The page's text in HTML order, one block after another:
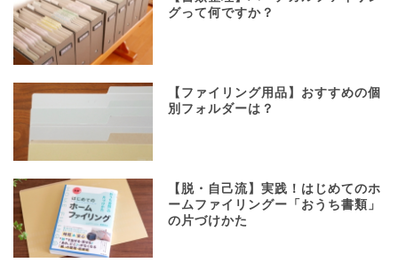
グって何ですか？
【ファイリング用品】おすすめの個
別フォルダーは？
【脱・自己流】実践！はじめてのホ
ームファイリングー「おうち書類」
の片づけかた